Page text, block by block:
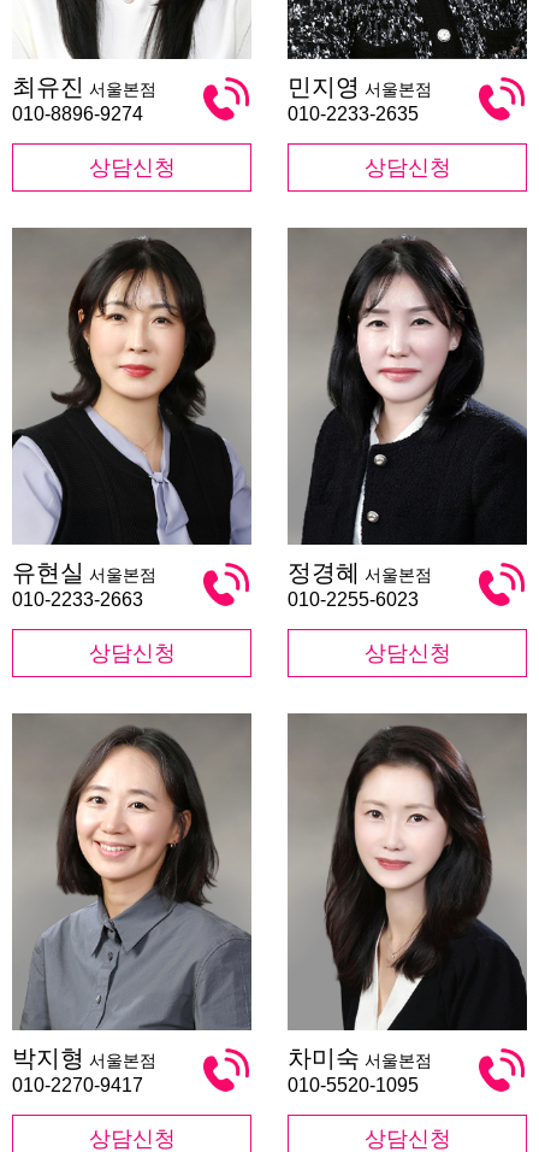
유
진
최유진 서울본점
010-8896-9274
상담신청
지
영
민지영 서울본점
010-2233-2635
상담신청
현
실
유현실 서울본점
010-2233-2663
상담신청
경
혜
정경혜 서울본점
010-2255-6023
상담신청
지
형
박지형 서울본점
010-2270-9417
상담신청
미
숙
차미숙 서울본점
010-5520-1095
상담신청